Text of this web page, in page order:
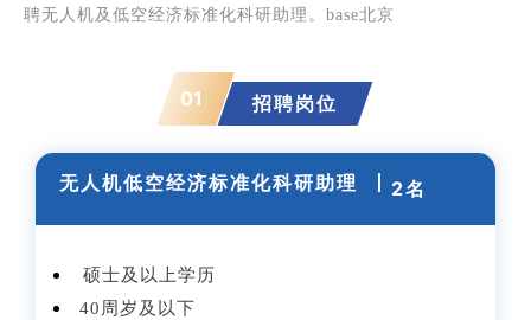
聘无人机及低空经济标准化科研助理 。base北京
01 招聘岗位
无人机低空经济标准化科研助理 2名
硕士及以上学历
40周岁及以下